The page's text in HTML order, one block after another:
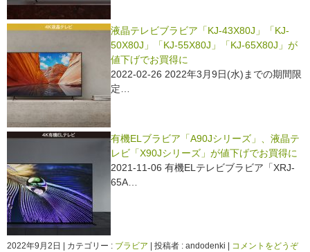
液晶テレビブラビア「KJ-43X80J」「KJ-
50X80J」「KJ-55X80J」「KJ-65X80J」が
値下げでお買得に
2022-02-26 2022年3月9日(水)までの期間限
定…
有機ELブラビア「A90Jシリーズ」、液晶テ
レビ「X90Jシリーズ」が値下げでお買得に
2021-11-06 有機ELテレビブラビア「XRJ-
65A…
2022年9月2日 カテゴリー : ブラビア 投稿者 : andodenki
コメントをどうぞ